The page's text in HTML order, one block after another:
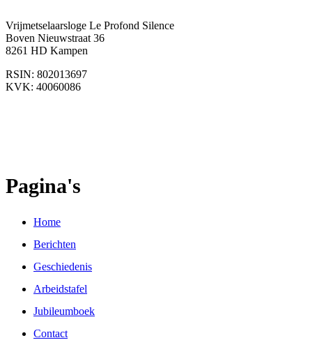
Vrijmetselaarsloge Le Profond Silence
Boven Nieuwstraat 36
8261 HD Kampen
RSIN: 802013697
KVK: 40060086
Pagina's
Home
Berichten
Geschiedenis
Arbeidstafel
Jubileumboek
Contact